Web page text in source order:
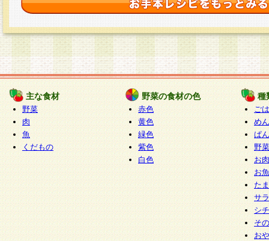
主な食材
野菜
肉
魚
くだもの
野菜の食材の色
赤色
黄色
緑色
紫色
白色
種
ご
めん
ぱん
野
お
お
た
サ
シ
そ
お